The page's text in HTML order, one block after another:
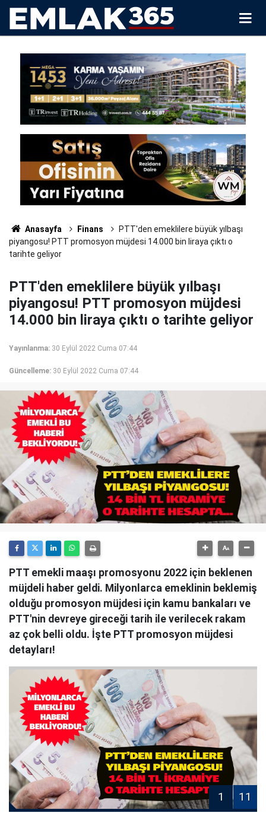
Anasayfa Finans
PTT'den emeklilere büyük yılbaşı
piyangosu! PTT promosyon müjdesi 14.000 bin liraya çıktı o
tarihte geliyor
PTT'den emeklilere büyük yılbaşı
piyangosu! PTT promosyon müjdesi
14.000 bin liraya çıktı o tarihte geliyor
Yayınlanma: 30 Eylül 2022 Cuma 07:44
Güncelleme: 30 Eylül 2022 Cuma 07:44
PTT emekli maaşı promosyonu 2022 için beklenen
müjdeli haber geldi. Milyonlarca emeklinin beklemiş
olduğu promosyon müjdesi için kamu bankaları ve
PTT'nin devreye gireceği tarih ile verilecek rakam
az çok belli oldu. İşte PTT promosyon müjdesi
detayları!
1 11